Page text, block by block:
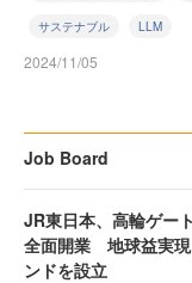
サステナブル LLM
2024/11/05
Job Board
JR東日本、高輪ゲー
全面開業 地球益実現
ンドを設立